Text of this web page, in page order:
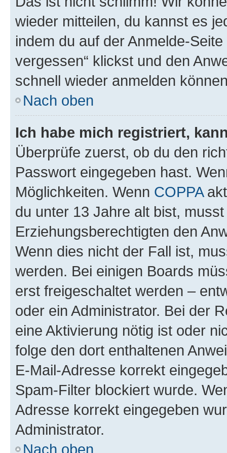
wieder mitteilen, du kannst es
indem du auf der Anmelde-
vergessen“ klickst und den
schnell wieder anmelden
Nach oben
Ich habe mich registriert,
Überprüfe zuerst, ob du den
Passwort eingegeben hast.
Möglichkeiten. Wenn COPPA
du unter 13 Jahre alt bist,
Erziehungsberechtigten den
Wenn dies nicht der Fall ist,
werden. Bei einigen Boards
erst freigeschaltet werden –
oder ein Administrator. Bei der
eine Aktivierung nötig ist oder
folge den dort enthaltenen
E-Mail-Adresse korrekt
Spam-Filter blockiert wurde.
Adresse korrekt eingegeben
Administrator.
Nach oben